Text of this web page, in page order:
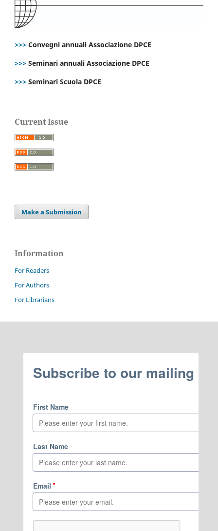
>>> Convegni annuali Associazione DPCE
>>> Seminari annuali Associazione DPCE
>>> Seminari Scuola DPCE
Current Issue
Make a Submission
Information
For Readers
For Authors
For Librarians